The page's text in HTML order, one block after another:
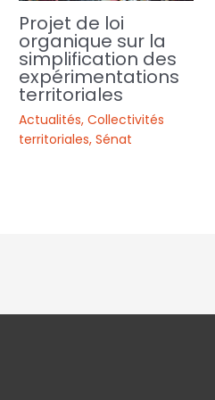
Projet de loi
organique sur la
simplification des
expérimentations
territoriales
Actualités, Collectivités
territoriales, Sénat